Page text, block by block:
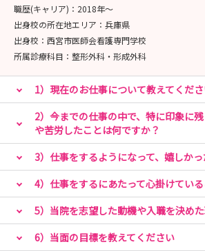
職歴(キャリア)： 2018年〜
出身校の所在地エリア： 兵庫県
出身校： 西宮市医師会看護専門学校
所属診療科目： 整形外科・形成外科
1）現在のお仕事について教えてくだ
2）今までの仕事の中で、特に印象に
や苦労したことは何ですか？
3）仕事をするようになって、嬉しか
4）仕事をするにあたって心掛けてい
5）当院を志望した動機や入職を決め
6）当面の目標を教えてください